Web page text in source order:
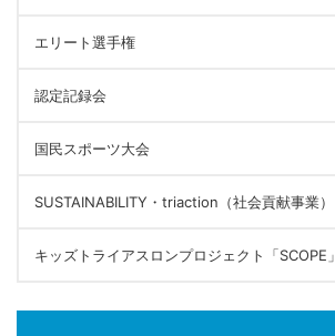
エリート選手権
認定記録会
国民スポーツ大会
SUSTAINABILITY・triaction（社会貢献事業）
キッズトライアスロンプロジェクト「SCOPE」